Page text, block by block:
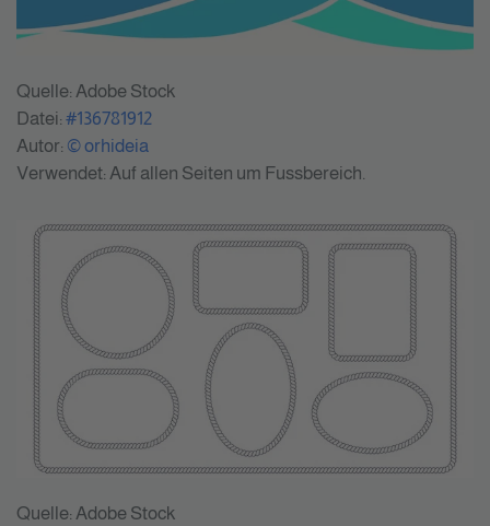
Quelle: Adobe Stock
Datei: #136781912
Autor: © orhideia
Verwendet: Auf allen Seiten um Fussbereich.
Quelle: Adobe Stock